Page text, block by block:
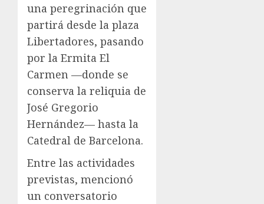
una peregrinación que
partirá desde la plaza
Libertadores, pasando
por la Ermita El
Carmen —donde se
conserva la reliquia de
José Gregorio
Hernández— hasta la
Catedral de Barcelona.
Entre las actividades
previstas, mencionó
un conversatorio